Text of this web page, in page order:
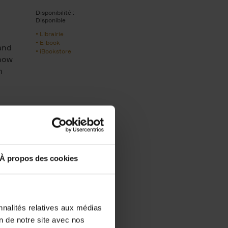
À propos des cookies
relatives aux médias
de notre site avec nos
Disponibilité :
Disponible
Librairie
E-book
iBookstore